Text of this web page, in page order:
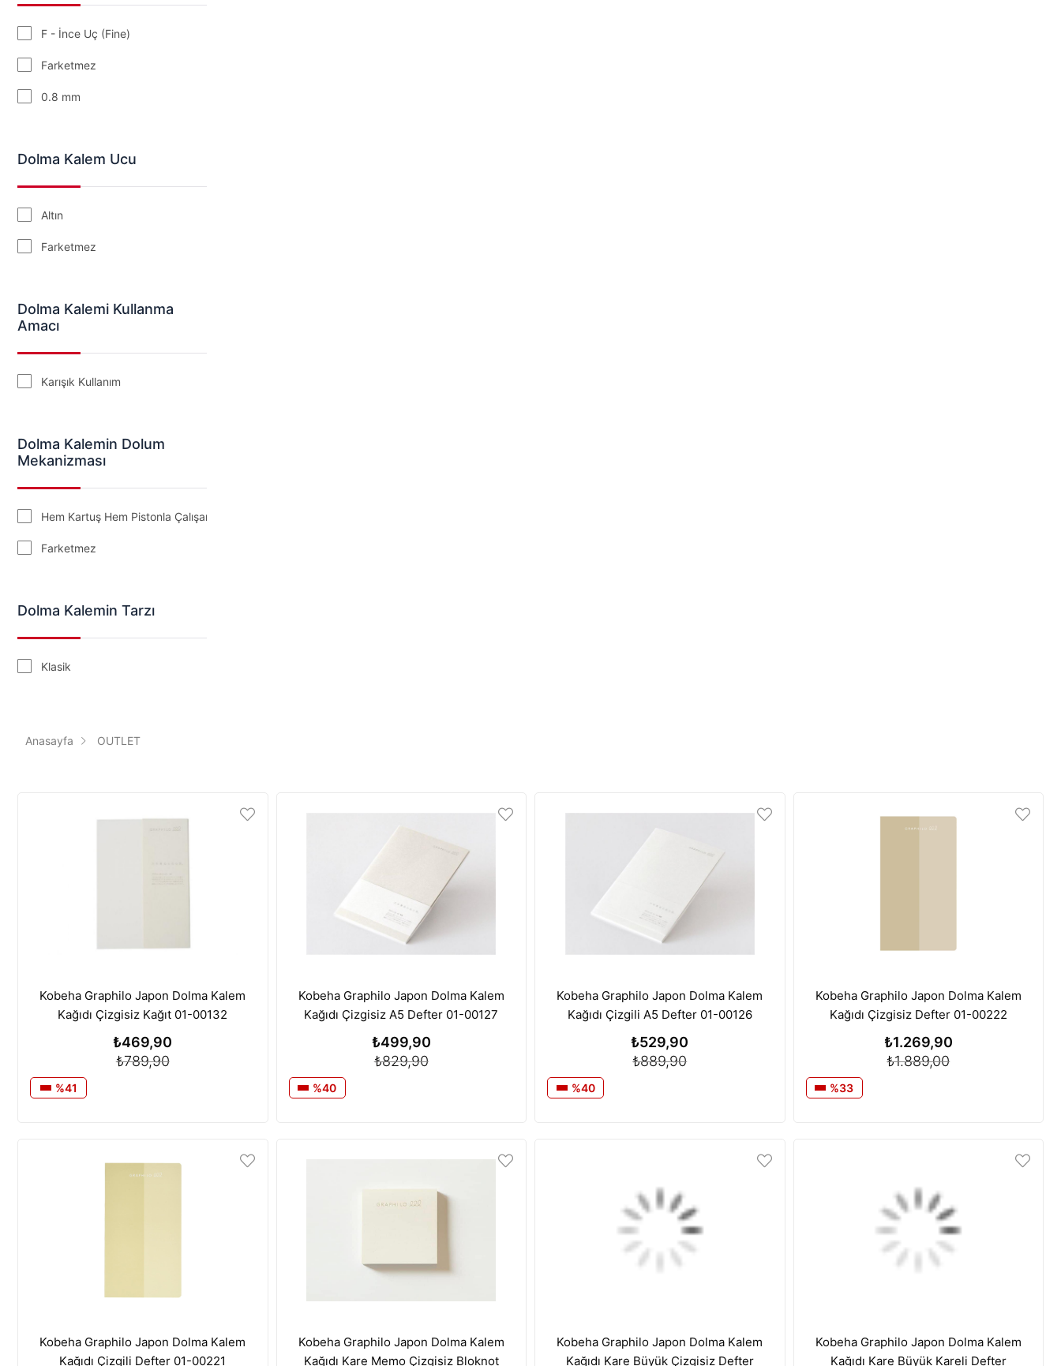
Lacivert
Pembe
F - İnce Uç (Fine)
Farketmez
0.8 mm
Dolma Kalem Ucu
Altın
Farketmez
Dolma Kalemi Kullanma
Amacı
Karışık Kullanım
Dolma Kalemin Dolum
Mekanizması
Hem Kartuş Hem Pistonla Çalışanlar
Farketmez
Dolma Kalemin Tarzı
Klasik
Anasayfa OUTLET
Kobeha Graphilo Japon Dolma Kalem
Kağıdı Çizgisiz Kağıt 01-00132
₺469,90
₺789,90
%41
Kobeha Graphilo Japon Dolma Kalem
Kağıdı Çizgisiz A5 Defter 01-00127
₺499,90
₺829,90
%40
Kobeha Graphilo Japon Dolma Kalem
Kağıdı Çizgili A5 Defter 01-00126
₺529,90
₺889,90
%40
Kobeha Graphilo Japon Dolma Kalem
Kağıdı Çizgisiz Defter 01-00222
₺1.269,90
₺1.889,00
%33
Kobeha Graphilo Japon Dolma Kalem
Kağıdı Çizgili Defter 01-00221
Kobeha Graphilo Japon Dolma Kalem
Kağıdı Kare Memo Çizgisiz Bloknot
Kobeha Graphilo Japon Dolma Kalem
Kağıdı Kare Büyük Çizgisiz Defter
Kobeha Graphilo Japon Dolma Kalem
Kağıdı Kare Büyük Kareli Defter